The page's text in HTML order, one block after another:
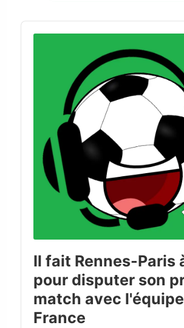
Audio
Player
Il fait Rennes-Paris
pour disputer son
match avec
France